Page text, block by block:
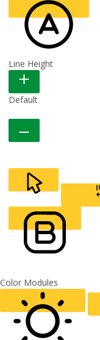
READABLE FONT
Line Height
Default
CURSOR
FONT WEIGHT
Color Modules